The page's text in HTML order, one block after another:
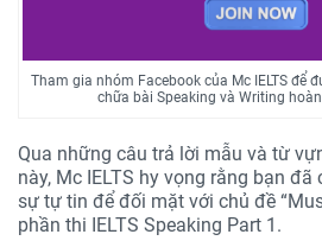
Tham gia nhóm Facebook của Mc IELTS để
chữa bài Speaking và Writing
Qua những câu trả lời mẫu và từ
này, Mc IELTS hy vọng rằng bạn
sự tự tin để đối mặt với chủ đề
phần thi IELTS Speaking Part 1.